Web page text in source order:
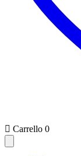
 Carrello 0